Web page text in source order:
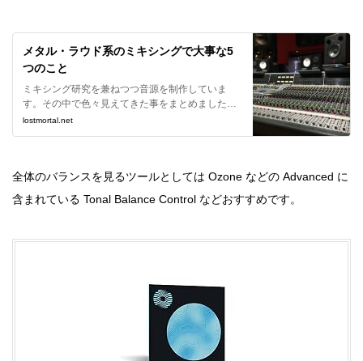
メタル・ラウド系のミキシングで大事な5
つのこと
ミキシング研究を兼ねつつ音源を制作していま
す。その中で色々見えてきた事をまとめました。
素人目線ではありますがラウド・メタル系ミキシ
lostmortal.net
全体のバランスを見るツールとしては Ozone などの Advanced に
含まれている Tonal Balance Control などおすすめです。